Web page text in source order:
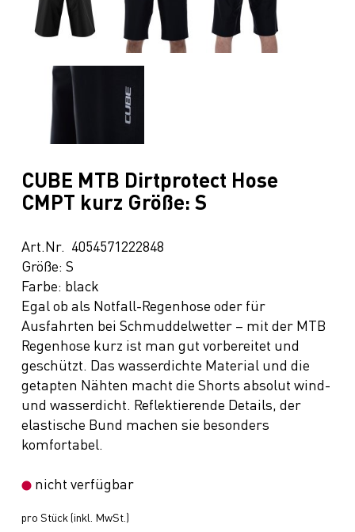
CUBE MTB Dirtprotect Hose
CMPT kurz Größe: S
Art.Nr. 4054571222848
Größe: S
Farbe: black
Egal ob als Notfall-Regenhose oder für
Ausfahrten bei Schmuddelwetter – mit der MTB
Regenhose kurz ist man gut vorbereitet und
geschützt. Das wasserdichte Material und die
getapten Nähten macht die Shorts absolut wind-
und wasserdicht. Reflektierende Details, der
elastische Bund machen sie besonders
komfortabel.
nicht verfügbar
pro Stück (inkl. MwSt.)